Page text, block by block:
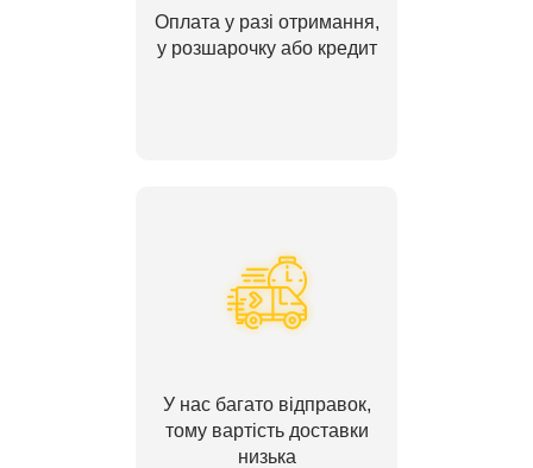
Оплата у разі отримання,
у розшарочку або кредит
У нас багато відправок,
тому вартість доставки
низька